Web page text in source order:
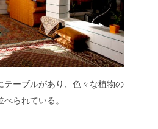
テーブルがあり、色々な植物の
べられている。